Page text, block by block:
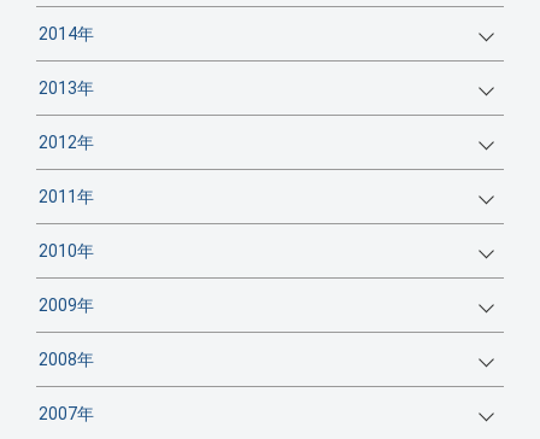
2014年
2013年
2012年
2011年
2010年
2009年
2008年
2007年